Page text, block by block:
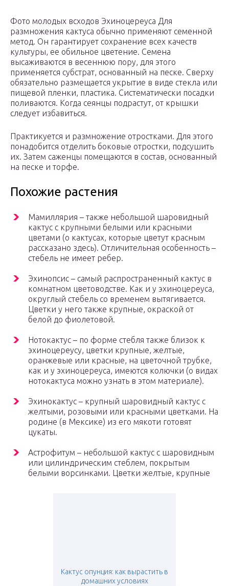
Фото молодых всходов Эхиноцереуса Для
размножения кактуса обычно применяют семенной
метод. Он гарантирует сохранение всех качеств
культуры, ее обильное цветение. Семена
высаживаются в весеннюю пору, для этого
применяется субстрат, основанный на песке. Сверху
обязательно размещается укрытие в виде стекла или
пищевой пленки, пластика. Систематически посадки
поливаются. Когда сеянцы подрастут, от крышки
следует избавиться.
Практикуется и размножение отростками. Для этого
понадобится отделить боковые отростки, подсушить
их. Затем саженцы помещаются в состав, основанный
на песке и торфе.
Похожие растения
Мамиллярия – также небольшой шаровидный
кактус с крупными белыми или красными
цветами (о кактусах, которые цветут красным
рассказано здесь). Отличительная особенность –
стебель не имеет ребер.
Эхинопсис – самый распространенный кактус в
комнатном цветоводстве. Как и у эхиноцереуса,
округлый стебель со временем вытягивается.
Цветки у него также крупные, окраской от
белой до фиолетовой.
Нотокактус – по форме стебля также близок к
эхиноцереусу, цветки крупные, желтые,
оранжевые или красные, на цветочной трубке,
как и у эхиноцереуса, имеются колючки (о видах
нотокактуса можно узнать в этом материале).
Эхинокактус – крупный шаровидный кактус с
желтыми, розовыми или красными цветками. На
родине (в Мексике) из его мякоти готовят
цукаты.
Астрофитум – небольшой кактус с шаровидным
или цилиндрическим стеблем, покрытым
белыми ворсинками. Цветки желтые, крупные
Кактус опунция: как вырастить в
домашних условиях